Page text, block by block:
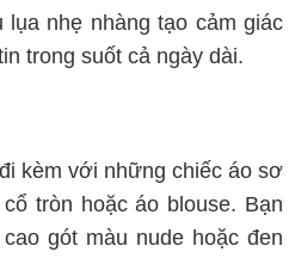
lụa nhẹ nhàng tạo cảm giác
trong suốt cả ngày dài.
kèm với những chiếc áo sơ
tròn hoặc áo blouse. Bạn
gót màu nude hoặc đen